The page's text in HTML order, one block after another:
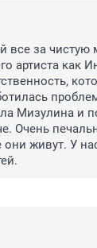
все за чистую
артиста как
Мизулина и
Очень
живут. У